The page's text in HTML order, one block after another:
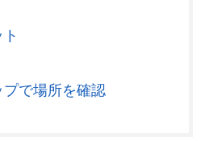
プで場所を確認